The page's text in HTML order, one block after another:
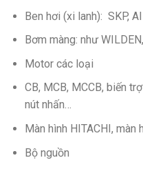
Ben hơi (xi lanh): SKP,
Bơm màng: như
Motor các loại
CB, MCB, MCCB, biến
nút nhấn…
Màn hình HITACHI, màn
Bộ nguồn